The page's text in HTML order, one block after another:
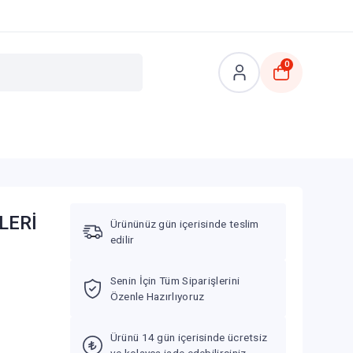
0
Ürününüz gün içerisinde teslim
edilir
Senin İçin Tüm Siparişlerini
Özenle Hazırlıyoruz
Ürünü 14 gün içerisinde ücretsiz